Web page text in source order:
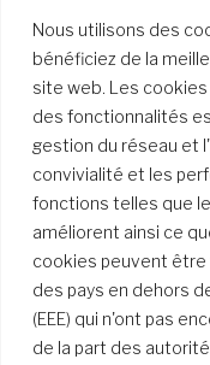
Nous utilisons des
bénéficiez de la
site web. Les
des fonctionnalités
gestion du réseau et
convivialité et les
fonctions telles que
améliorent ainsi ce
cookies peuvent
des pays en dehors
(EEE) qui n'ont pas
de la part des
Approfondir notre
formation